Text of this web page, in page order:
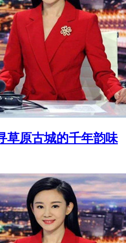
草原古城的千年韵味